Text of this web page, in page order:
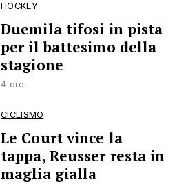
HOCKEY
Duemila tifosi in pista
per il battesimo della
stagione
4 ore
CICLISMO
Le Court vince la
tappa, Reusser resta in
maglia gialla